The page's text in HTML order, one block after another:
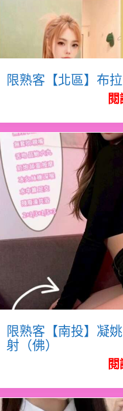
限熟客【北區】布拉
限熟客【南投】凝姚
射（佛）